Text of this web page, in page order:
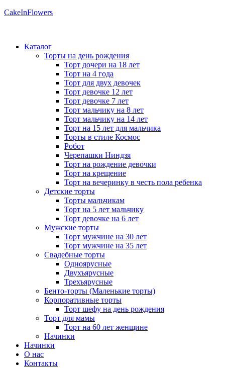
CakeInFlowers
Каталог
Торты на день рождения
Торт дочери на 18 лет
Торт на 4 года
Торт для двух девочек
Торт девочке 12 лет
Торт девочке 7 лет
Торт мальчику на 8 лет
Торт мальчику на 14 лет
Торт на 15 лет для мальчика
Торты в стиле Космос
Робот
Черепашки Ниндзя
Торт на рождение девочки
Торт на крещение
Торт на вечеринку в честь пола ребенка
Детские торты
Торты мальчикам
Торт на 5 лет мальчику
Торт девочке на 6 лет
Мужские торты
Торт мужчине на 30 лет
Торт мужчине на 35 лет
Свадебные торты
Одноярусные
Двухъярусные
Трехъярусные
Бенто-торты (Маленькие торты)
Корпоративные торты
Торт шефу на день рождения
Торт для мамы
Торт на 60 лет женщине
Начинки
Начинки
О нас
Контакты